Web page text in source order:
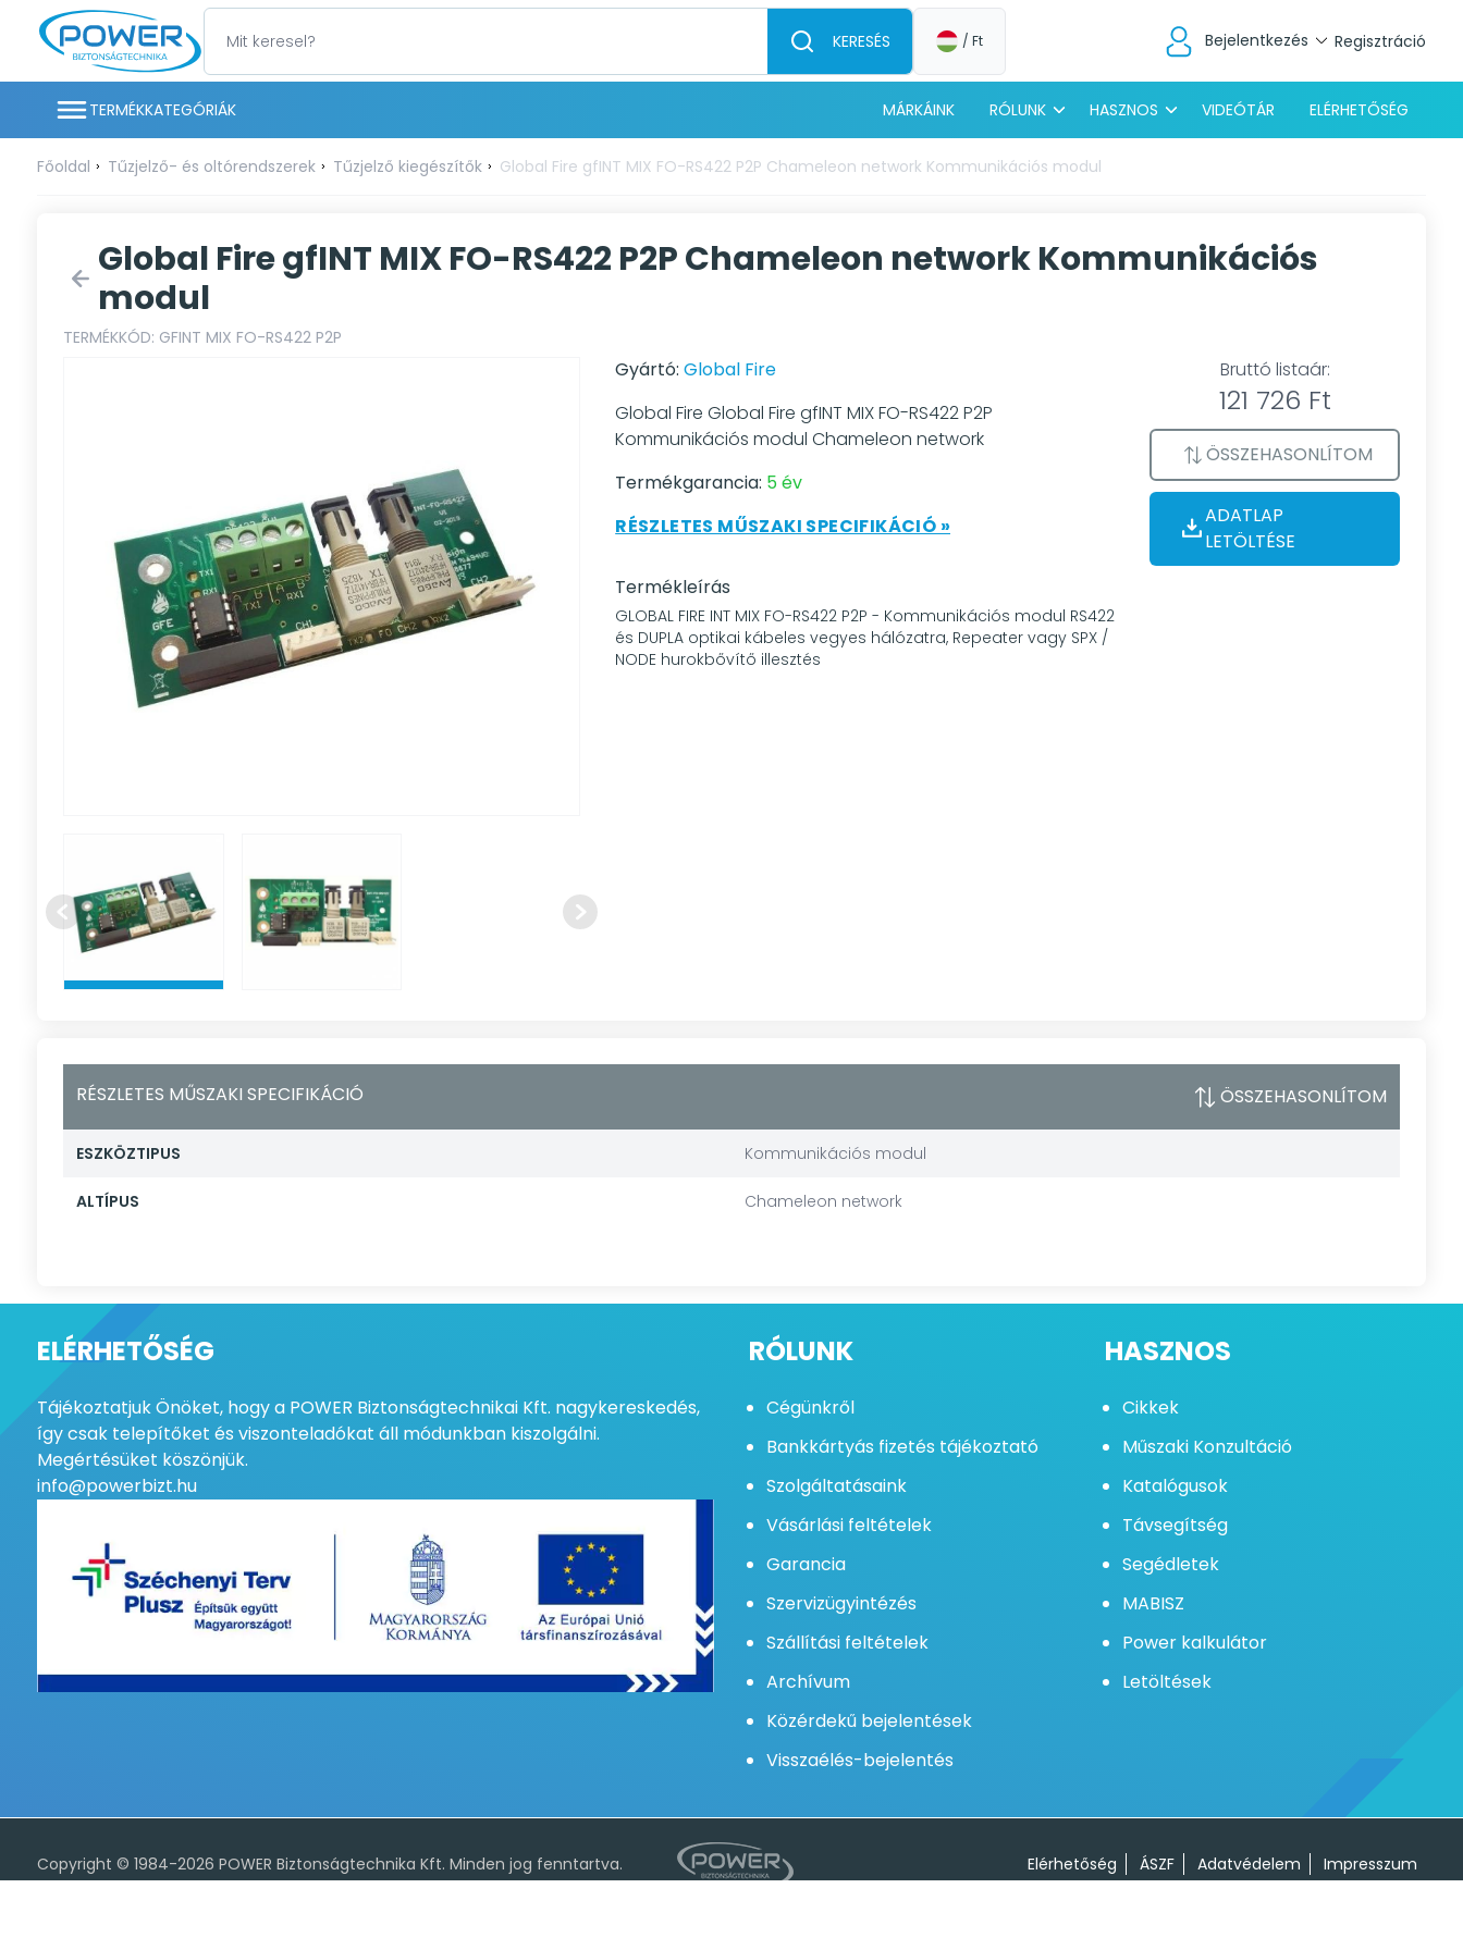
TERMÉKKATEGÓRIÁK
KERESÉS / Ft Bejelentkezés Regisztráció
MÁRKÁINK RÓLUNK HASZNOS VIDEÓTÁR ELÉRHETŐSÉG
Főoldal Tűzjelző- és oltórendszerek Tűzjelző kiegészítők Global Fire gfINT MIX FO-RS422 P2P Chameleon network Kommunikációs modul
Global Fire gfINT MIX FO-RS422 P2P Chameleon network Kommunikációs
modul
TERMÉKKÓD: GFINT MIX FO-RS422 P2P
Gyártó:Global Fire
Global Fire Global Fire gfINT MIX FO-RS422 P2P
Kommunikációs modul Chameleon network
Termékgarancia: 5 év
RÉSZLETES MŰSZAKI SPECIFIKÁCIÓ »
Termékleírás
GLOBAL FIRE INT MIX FO-RS422 P2P - Kommunikációs modul RS422
és DUPLA optikai kábeles vegyes hálózatra, Repeater vagy SPX /
NODE hurokbővítő illesztés
Bruttó listaár:
121 726 Ft
ÖSSZEHASONLÍTOM
ADATLAP
LETÖLTÉSE
RÉSZLETES MŰSZAKI SPECIFIKÁCIÓ ÖSSZEHASONLÍTOM
ESZKÖZTIPUS Kommunikációs modul
ALTÍPUS Chameleon network
ELÉRHETŐSÉG
Tájékoztatjuk Önöket, hogy a POWER Biztonságtechnikai Kft. nagykereskedés,
így csak telepítőket és viszonteladókat áll módunkban kiszolgálni.
Megértésüket köszönjük.
info@powerbizt.hu
RÓLUNK
Cégünkről
Bankkártyás fizetés tájékoztató
Szolgáltatásaink
Vásárlási feltételek
Garancia
Szervizügyintézés
Szállítási feltételek
Archívum
Közérdekű bejelentések
Visszaélés-bejelentés
HASZNOS
Cikkek
Műszaki Konzultáció
Katalógusok
Távsegítség
Segédletek
MABISZ
Power kalkulátor
Letöltések
Copyright © 1984-2026 POWER Biztonságtechnika Kft. Minden jog fenntartva. Elérhetőség ÁSZF Adatvédelem Impresszum
A weboldal sütiket (cookiet) használ az alapvető működés, valamint a jobb felhasználói élmény elérése érdekében. Az oldal használatával elfogadja a sütikkel
Süti tájékoztató